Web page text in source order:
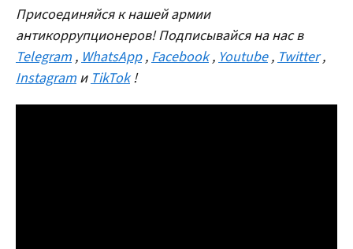
Присоединяйся к нашей армии
антикоррупционеров! Подписывайся на нас в
Telegram , WhatsApp , Facebook , Youtube , Twitter ,
Instagram и TikTok !